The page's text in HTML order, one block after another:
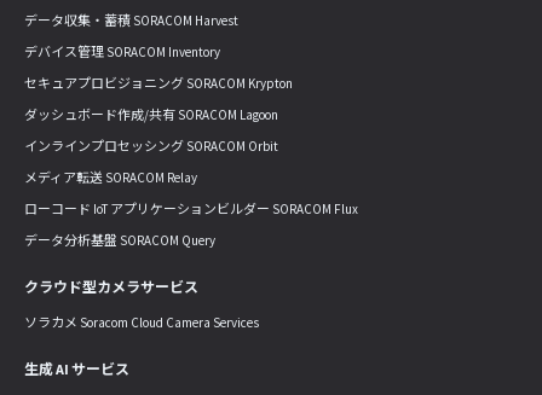
データ収集・蓄積 SORACOM Harvest
デバイス管理 SORACOM Inventory
セキュアプロビジョニング SORACOM Krypton
ダッシュボード作成/共有 SORACOM Lagoon
インラインプロセッシング SORACOM Orbit
メディア転送 SORACOM Relay
ローコード IoT アプリケーションビルダー SORACOM Flux
データ分析基盤 SORACOM Query
クラウド型カメラサービス
ソラカメ Soracom Cloud Camera Services
生成 AI サービス